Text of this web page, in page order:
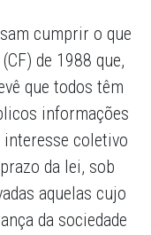
cumprir o que
de 1988 que,
que todos têm
informações
coletivo
da lei, sob
aquelas cujo
da sociedade